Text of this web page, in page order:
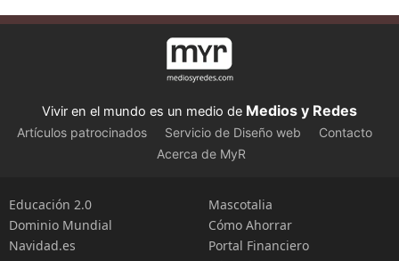
Vivir en el mundo es un medio de Medios y Redes
Artículos patrocinados Servicio de Diseño web
Contacto
Acerca de MyR
Educación 2.0
Dominio Mundial
Navidad.es
Mascotalia
Cómo Ahorrar
Portal Financiero